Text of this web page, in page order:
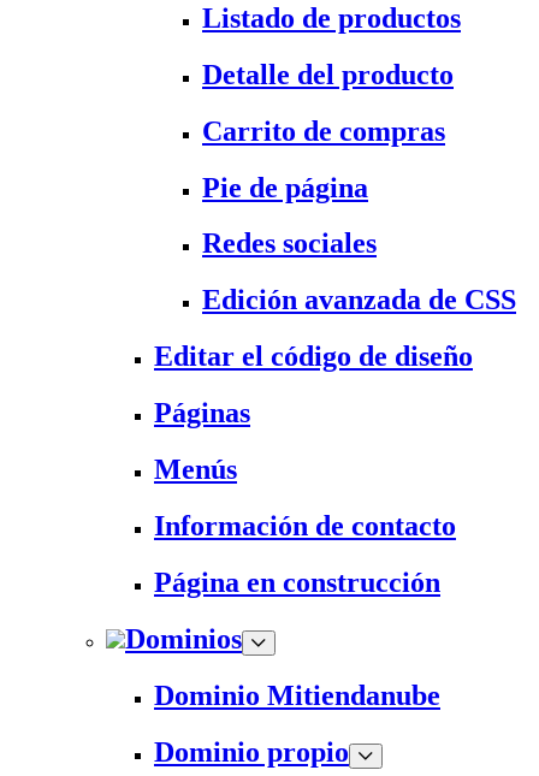
Listado de productos
Detalle del producto
Carrito de compras
Pie de página
Redes sociales
Edición avanzada de CSS
Editar el código de diseño
Páginas
Menús
Información de contacto
Página en construcción
Dominios
Dominio Mitiendanube
Dominio propio